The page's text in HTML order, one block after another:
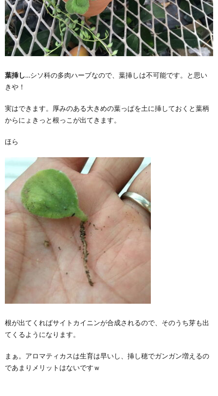
葉挿し…シソ科の多肉ハーブなので、葉挿しは不可能です。と思い
きや！
実はできます。厚みのある大きめの葉っぱを土に挿しておくと葉柄
からにょきっと根っこが出てきます。
ほら
根が出てくればサイトカイニンが合成されるので、そのうち芽も出
てくるようになります。
まぁ。アロマティカスは生育は早いし、挿し穂でガンガン増えるの
であまりメリットはないですｗ